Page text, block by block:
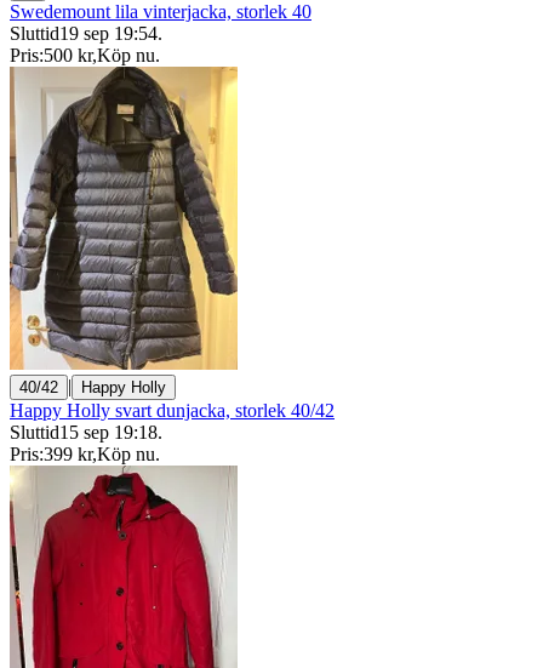
Swedemount lila vinterjacka, storlek 40
Sluttid19 sep 19:54.
Pris:500 kr,Köp nu.
40/42 | Happy Holly
Happy Holly svart dunjacka, storlek 40/42
Sluttid15 sep 19:18.
Pris:399 kr,Köp nu.